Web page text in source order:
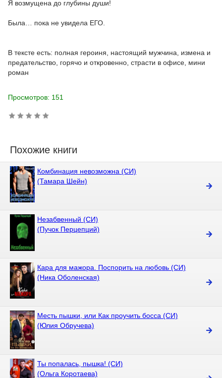
Я возмущена до глубины души!
Была… пока не увидела ЕГО.
В тексте есть: полная героиня, настоящий мужчина, измена и
предательство, горячо и откровенно, страсти в офисе, мини
роман
Просмотров: 151
Похожие книги
Комбинация невозможна (СИ)
(Тамара Шейн)
Незабвенный (СИ)
(Пучок Перцепций)
Кара для мажора. Поспорить на любовь (СИ)
(Ника Оболенская)
Месть пышки, или Как проучить босса (СИ)
(Юлия Обручева)
Ты попалась, пышка! (СИ)
(Ольга Коротаева)